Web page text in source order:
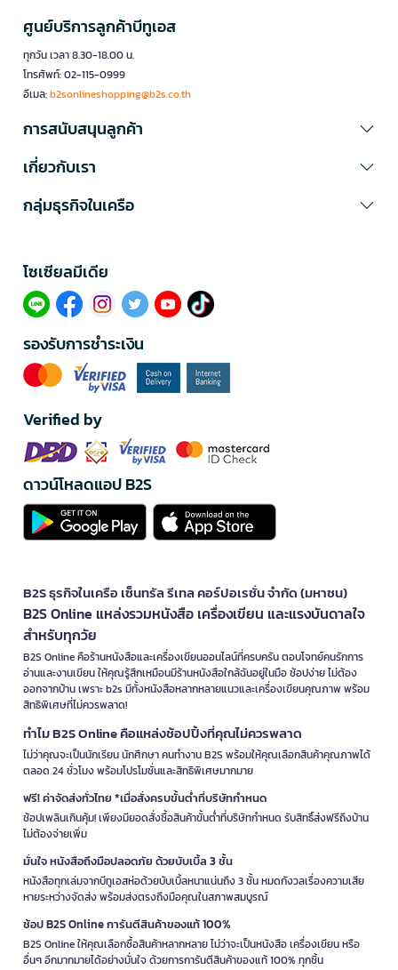
ศูนย์บริการลูกค้าบีทูเอส
ทุกวัน เวลา 8.30-18.00 น.
โทรศัพท์: 02-115-0999
อีเมล:b2sonlineshopping@b2s.co.th
การสนับสนุนลูกค้า
เกี่ยวกับเรา
กลุ่มธุรกิจในเครือ
โซเซียลมีเดีย​
รองรับการชำระเงิน
Verified by
ดาวน์โหลดแอป B2S
B2S ธุรกิจในเครือ เซ็นทรัล รีเทล คอร์ปอเรชั่น จำกัด (มหาชน)
B2S Online แหล่งรวมหนังสือ เครื่องเขียน และแรงบันดาลใจ
สำหรับทุกวัย
B2S Online คือร้านหนังสือและเครื่องเขียนออนไลน์ที่ครบครัน ตอบโจทย์คนรักการ
อ่านและงานเขียน ให้คุณรู้สึกเหมือนมีร้านหนังสือใกล้ฉันอยู่ในมือ ช้อปง่าย ไม่ต้อง
ออกจากบ้าน เพราะ b2s มีทั้งหนังสือหลากหลายแนวและเครื่องเขียนคุณภาพ พร้อม
สิทธิพิเศษที่ไม่ควรพลาด!
ทำไม B2S Online คือแหล่งช้อปปิ้งที่คุณไม่ควรพลาด
ไม่ว่าคุณจะเป็นนักเรียน นักศึกษา คนทำงาน B2S พร้อมให้คุณเลือกสินค้าคุณภาพได้
ตลอด 24 ชั่วโมง พร้อมโปรโมชั่นและสิทธิพิเศษมากมาย
ฟรี! ค่าจัดส่งทั่วไทย *เมื่อสั่งครบขั้นต่ำที่บริษัทกำหนด
ช้อปเพลินเกินคุ้ม! เพียงมียอดสั่งซื้อสินค้าขั้นต่ำที่บริษัทกำหนด รับสิทธิ์ส่งฟรีถึงบ้าน
ไม่ต้องจ่ายเพิ่ม
มั่นใจ หนังสือถึงมือปลอดภัย ด้วยบับเบิ้ล 3 ชั้น
หนังสือทุกเล่มจากบีทูเอสห่อด้วยบับเบิ้ลหนาแน่นถึง 3 ชั้น หมดกังวลเรื่องความเสีย
หายระหว่างจัดส่ง พร้อมส่งตรงถึงมือคุณในสภาพสมบูรณ์
ช้อป B2S Online การันตีสินค้าของแท้ 100%
B2S Online ให้คุณเลือกซื้อสินค้าหลากหลาย ไม่ว่าจะเป็นหนังสือ เครื่องเขียน หรือ
อื่นๆ อีกมากมายได้อย่างมั่นใจ ด้วยการการันตีสินค้าของแท้ 100% ทุกชิ้น